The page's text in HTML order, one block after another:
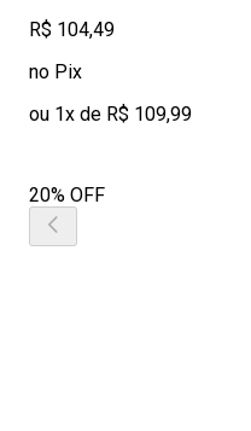
R$ 104,49
no Pix
ou 1x de R$ 109,99
20% OFF